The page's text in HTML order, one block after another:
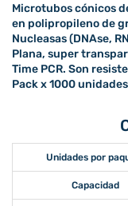
Microtubos cónicos
en polipropileno de
Nucleasas (DNAse,
Plana, super
Time PCR. Son
Pack x 1000
Unidades por
Capacidad